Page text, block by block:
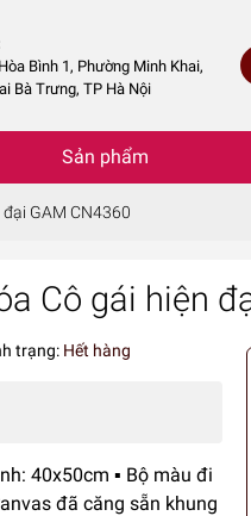
Bình 1, Phường Minh Khai,
Bà Trưng, TP Hà Nội
Sản phẩm
GAM CN4360
Cô gái hiện
trạng: Hết hàng
40x50cm ▪️ Bộ màu đi
đã căng sẵn khung